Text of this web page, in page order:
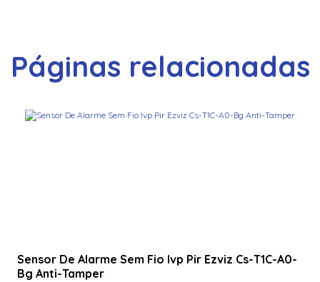
Páginas relacionadas
Sensor De Alarme Sem Fio Ivp Pir Ezviz Cs-T1C-A0-
Bg Anti-Tamper